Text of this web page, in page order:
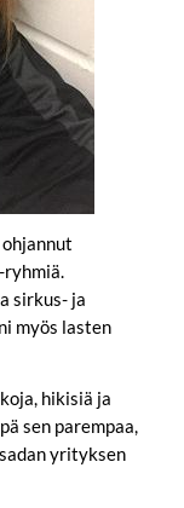
sirkus- ja
myös lasten
hikisiä ja
sen parempaa,
yrityksen